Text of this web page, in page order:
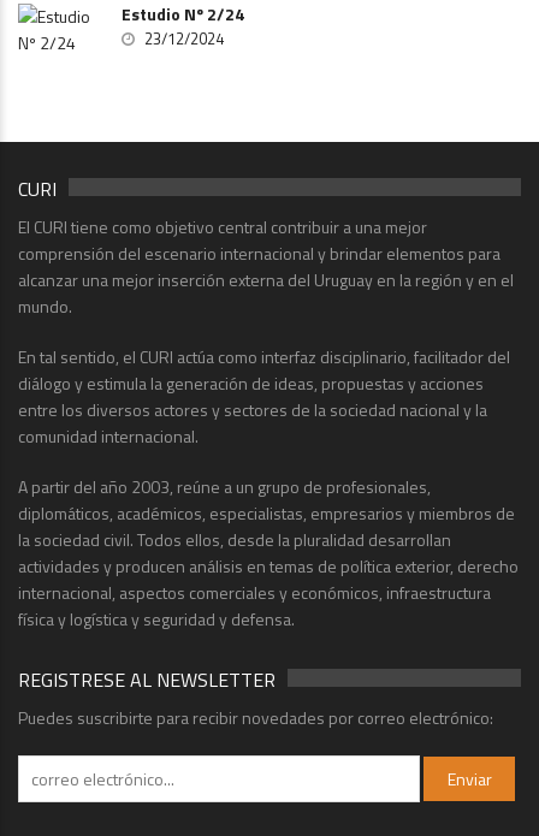
Estudio Nº 2/24
23/12/2024
CURI
El CURI tiene como objetivo central contribuir a una mejor
comprensión del escenario internacional y brindar elementos para
alcanzar una mejor inserción externa del Uruguay en la región y en el
mundo.
En tal sentido, el CURI actúa como interfaz disciplinario, facilitador del
diálogo y estimula la generación de ideas, propuestas y acciones
entre los diversos actores y sectores de la sociedad nacional y la
comunidad internacional.
A partir del año 2003, reúne a un grupo de profesionales,
diplomáticos, académicos, especialistas, empresarios y miembros de
la sociedad civil. Todos ellos, desde la pluralidad desarrollan
actividades y producen análisis en temas de política exterior, derecho
internacional, aspectos comerciales y económicos, infraestructura
física y logística y seguridad y defensa.
REGISTRESE AL NEWSLETTER
Puedes suscribirte para recibir novedades por correo electrónico: